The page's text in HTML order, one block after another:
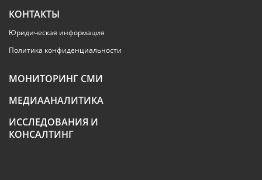
КОНТАКТЫ
Юридическая информация
Политика конфиденциальности
МОНИТОРИНГ СМИ
МЕДИААНАЛИТИКА
ИССЛЕДОВАНИЯ И
КОНСАЛТИНГ